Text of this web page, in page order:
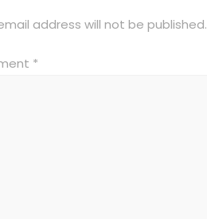
address will not be published.
*